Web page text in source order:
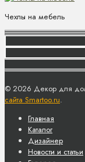
Чехлы на мебель
© 2026 Декор для
сайта Smartoo.ru.
Главная
Каталог
Дизайнер
Новости и статьи